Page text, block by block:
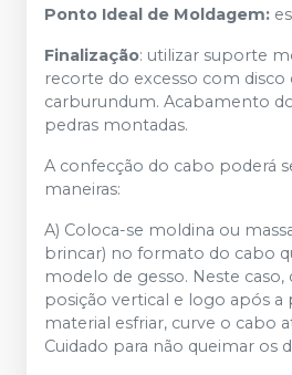
Ponto Ideal de Moldagem:
Finalização: utilizar suporte
recorte do excesso com disco
carburundum. Acabamento
pedras montadas.
A confecção do cabo poderá
maneiras:
A) Coloca-se moldina ou
brincar) no formato do cabo
modelo de gesso. Neste
posição vertical e logo após a
material esfriar, curve o cabo
Cuidado para não queimar os